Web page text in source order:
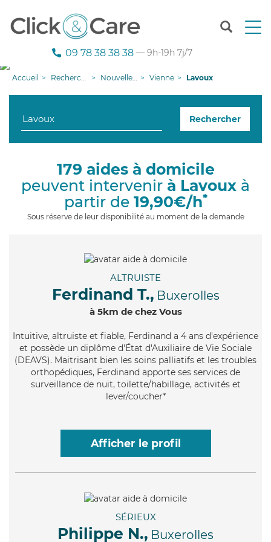
T
n
g
09 78 38 38 38 — 9h-19h 7j/7
Accueil Recherche aide à domicile Nouvelle-Aquitaine Vienne Lavoux
Rechercher
179 aides à domicile
peuvent intervenir à Lavoux à
partir de 19,90€/h*
Sous réserve de leur disponibilité au moment de la demande
ALTRUISTE
Ferdinand T., Buxerolles
à 5km de chez Vous
Intuitive, altruiste et fiable, Ferdinand a 4 ans d'expérience
et possède un diplôme d'État d'Auxiliaire de Vie Sociale
(DEAVS). Maitrisant bien les soins palliatifs et les troubles
orthopédiques, Ferdinand apporte ses services de
surveillance de nuit, toilette/habillage, activités et
lever/coucher*
Afficher le profil
SÉRIEUX
Philippe N., Buxerolles